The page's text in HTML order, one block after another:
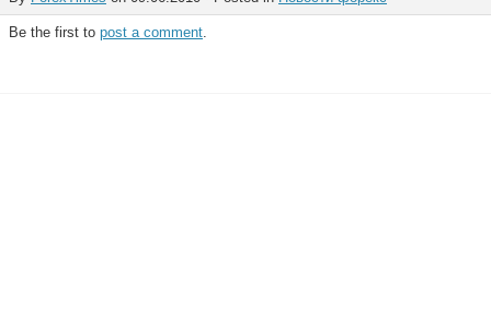
Be the first to post a comment.